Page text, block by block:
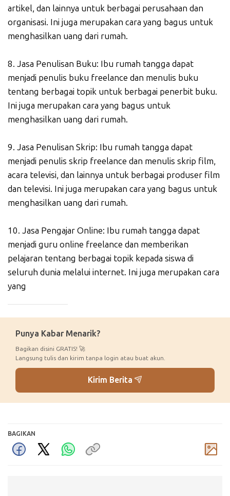
artikel, dan lainnya untuk berbagai perusahaan dan
organisasi. Ini juga merupakan cara yang bagus untuk
menghasilkan uang dari rumah.
8. Jasa Penulisan Buku: Ibu rumah tangga dapat
menjadi penulis buku freelance dan menulis buku
tentang berbagai topik untuk berbagai penerbit buku.
Ini juga merupakan cara yang bagus untuk
menghasilkan uang dari rumah.
9. Jasa Penulisan Skrip: Ibu rumah tangga dapat
menjadi penulis skrip freelance dan menulis skrip film,
acara televisi, dan lainnya untuk berbagai produser film
dan televisi. Ini juga merupakan cara yang bagus untuk
menghasilkan uang dari rumah.
10. Jasa Pengajar Online: Ibu rumah tangga dapat
menjadi guru online freelance dan memberikan
pelajaran tentang berbagai topik kepada siswa di
seluruh dunia melalui internet. Ini juga merupakan cara
yang
Punya Kabar Menarik?
Bagikan disini GRATIS! 🚀
Langsung tulis dan kirim tanpa login atau buat akun.
Kirim Berita
BAGIKAN